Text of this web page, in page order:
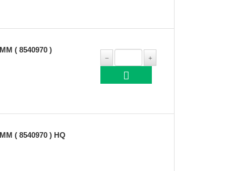
( 8540970 )
( 8540970 ) HQ